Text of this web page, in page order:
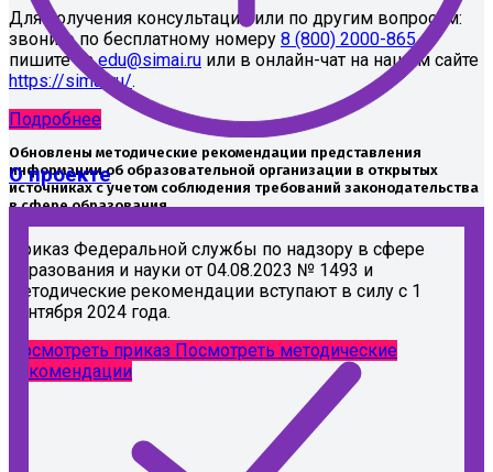
Для получения консультации или по другим вопросам:
звоните по бесплатному номеру 8 (800) 2000-865
пишите наedu@simai.ru или в онлайн-чат на нашем сайте
https://simai.ru/.
Подробнее
Обновлены методические рекомендации представления
информации об образовательной организации в открытых
источниках с учетом соблюдения требований законодательства
в сфере образования
Приказ Федеральной службы по надзору в сфере
образования и науки от 04.08.2023 № 1493 и
методические рекомендации вступают в силу с 1
сентября 2024 года.
Посмотреть приказ Посмотреть методические
рекомендации
О проекте